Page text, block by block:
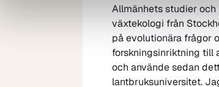
Allmänhets studier och
växtekologi från
på evolutionära frågor
forskningsinriktning till
och använde sedan
lantbruksuniversitet.